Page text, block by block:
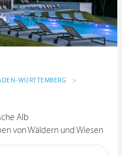
WÜRTTEMBERG
>
Alb
von Wäldern und Wiesen